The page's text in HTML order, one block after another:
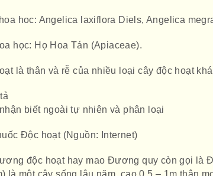
hoc: Angelica laxiflora Diels, Angelica
học: Họ Hoa Tán (Apiaceae).
là thân và rễ của nhiều loại cây độc hoạt
biết ngoài tự nhiên và phân loại
Độc hoạt (Nguồn: Internet)
độc hoạt hay mao Đương quy còn gọi là
là một cây sống lâu năm, cao 0,5 – 1m thân